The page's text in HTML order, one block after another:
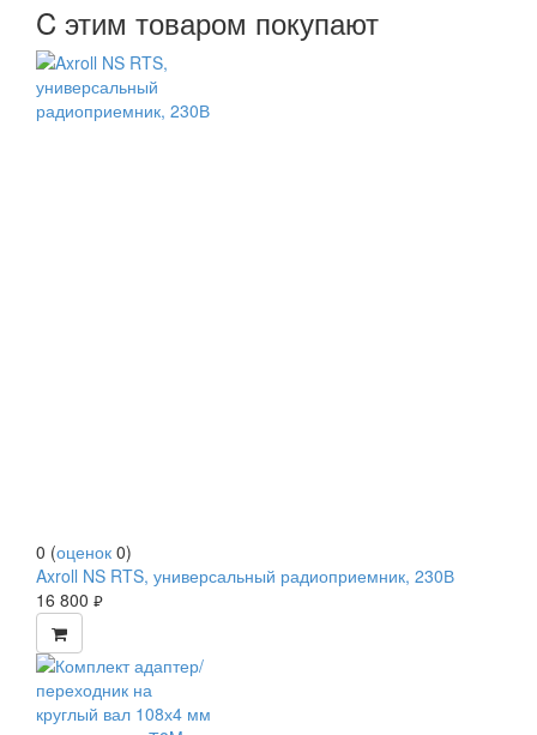
C этим товаром покупают
0 (оценок 0)
Axroll NS RTS, универсальный радиоприемник, 230В
16 800 руб.